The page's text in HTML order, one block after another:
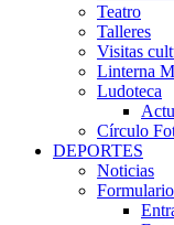
Teatro
Talleres
Visitas
Linterna
Ludoteca
Círculo
DEPORTES
Noticias